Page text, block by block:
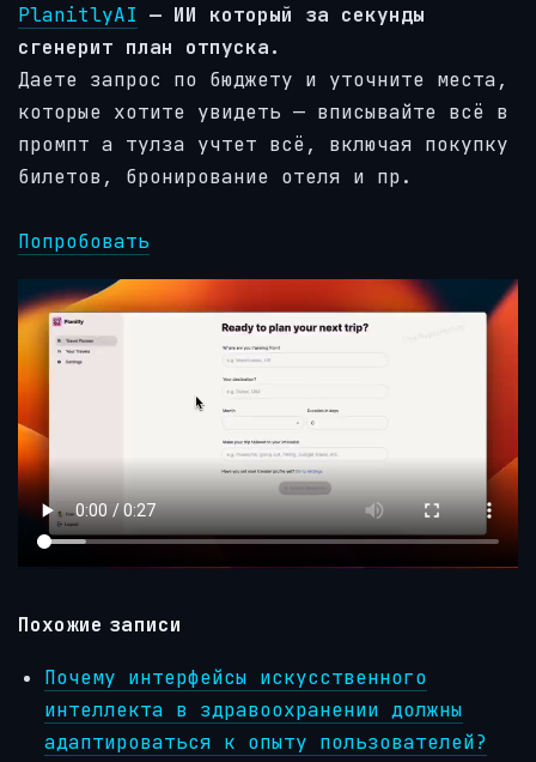
PlanitlyAI — ИИ который за секунды
сгенерит план отпуска.
Даете запрос по бюджету и уточните места,
которые хотите увидеть — вписывайте всё в
промпт а тулза учтет всё, включая покупку
билетов, бронирование отеля и пр.
Попробовать
Похожие записи
Почему интерфейсы искусственного
интеллекта в здравоохранении должны
адаптироваться к опыту пользователей?